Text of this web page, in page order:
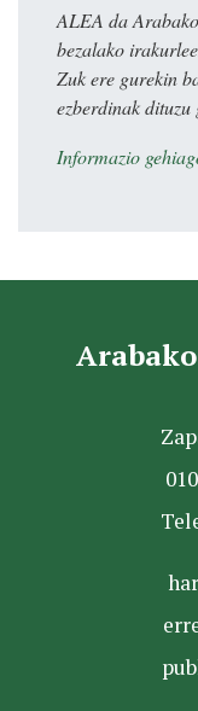
ALEA da
bezalako
Zuk ere gurekin
ezberdinak
Informazio